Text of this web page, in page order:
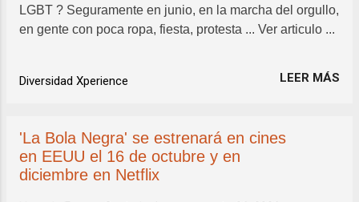
LGBT ? Seguramente en junio, en la marcha del orgullo,
en gente con poca ropa, fiesta, protesta ... Ver articulo ...
Diversidad Xperience LEER MÁS
'La Bola Negra' se estrenará en cines
en EEUU el 16 de octubre y en
diciembre en Netflix